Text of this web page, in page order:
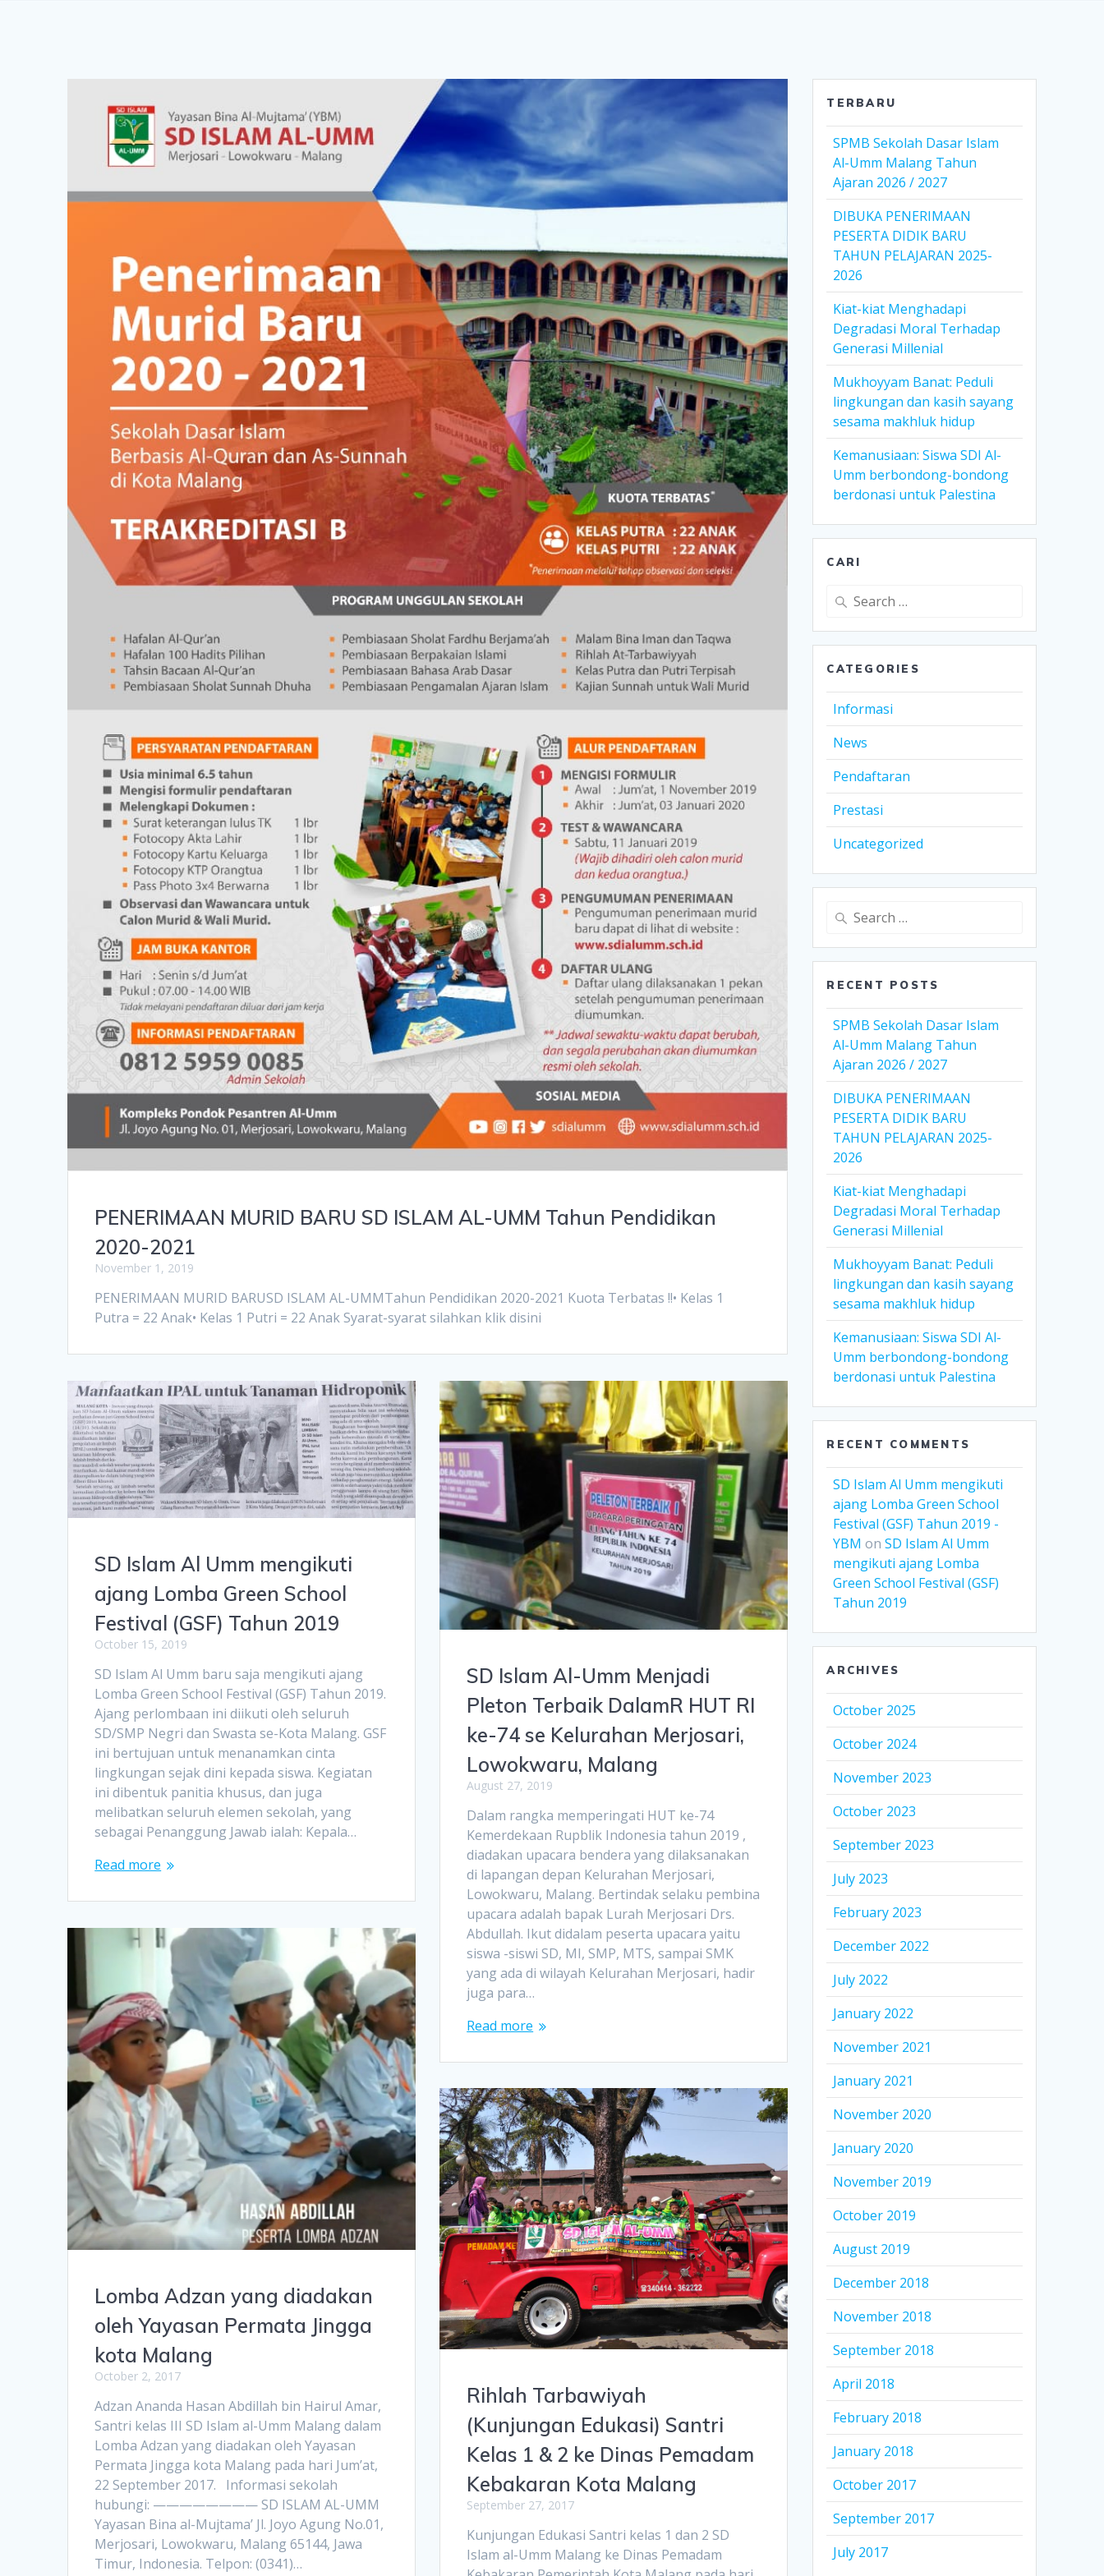
PENERIMAAN MURID BARU SD ISLAM AL-UMM Tahun Pendidikan
2020-2021
November 1, 2019
PENERIMAAN MURID BARUSD ISLAM AL-UMMTahun Pendidikan 2020-2021 Kuota Terbatas !!• Kelas 1
Putra = 22 Anak• Kelas 1 Putri = 22 Anak Syarat-syarat silahkan klik disini
SD Islam Al Umm mengikuti
ajang Lomba Green School
Festival (GSF) Tahun 2019
October 15, 2019
SD Islam Al Umm baru saja mengikuti ajang
Lomba Green School Festival (GSF) Tahun 2019.
Ajang perlombaan ini diikuti oleh seluruh
SD/SMP Negri dan Swasta se-Kota Malang. GSF
ini bertujuan untuk menanamkan cinta
lingkungan sejak dini kepada siswa. Kegiatan
ini dibentuk panitia khusus, dan juga
melibatkan seluruh elemen sekolah, yang
sebagai Penanggung Jawab ialah: Kepala…
Read more
SD Islam Al-Umm Menjadi
Pleton Terbaik DalamR HUT RI
ke-74 se Kelurahan Merjosari,
Lowokwaru, Malang
August 27, 2019
Dalam rangka memperingati HUT ke-74
Kemerdekaan Rupblik Indonesia tahun 2019 ,
diadakan upacara bendera yang dilaksanakan
di lapangan depan Kelurahan Merjosari,
Lowokwaru, Malang. Bertindak selaku pembina
upacara adalah bapak Lurah Merjosari Drs.
Abdullah. Ikut didalam peserta upacara yaitu
siswa -siswi SD, MI, SMP, MTS, sampai SMK
yang ada di wilayah Kelurahan Merjosari, hadir
juga para…
Read more
Lomba Adzan yang diadakan
oleh Yayasan Permata Jingga
kota Malang
October 2, 2017
Adzan Ananda Hasan Abdillah bin Hairul Amar,
Santri kelas III SD Islam al-Umm Malang dalam
Lomba Adzan yang diadakan oleh Yayasan
Permata Jingga kota Malang pada hari Jum’at,
22 September 2017. Informasi sekolah
hubungi: ———————— SD ISLAM AL-UMM
Yayasan Bina al-Mujtama’ Jl. Joyo Agung No.01,
Merjosari, Lowokwaru, Malang 65144, Jawa
Timur, Indonesia. Telpon: (0341)…
Rihlah Tarbawiyah
(Kunjungan Edukasi) Santri
Kelas 1 & 2 ke Dinas Pemadam
Kebakaran Kota Malang
September 27, 2017
Kunjungan Edukasi Santri kelas 1 dan 2 SD
Islam al-Umm Malang ke Dinas Pemadam
TERBARU
SPMB Sekolah Dasar Islam
Al-Umm Malang Tahun
Ajaran 2026 / 2027
DIBUKA PENERIMAAN
PESERTA DIDIK BARU
TAHUN PELAJARAN 2025-
2026
Kiat-kiat Menghadapi
Degradasi Moral Terhadap
Generasi Millenial
Mukhoyyam Banat: Peduli
lingkungan dan kasih sayang
sesama makhluk hidup
Kemanusiaan: Siswa SDI Al-
Umm berbondong-bondong
berdonasi untuk Palestina
CARI
Search
CATEGORIES
Informasi
News
Pendaftaran
Prestasi
Uncategorized
Search
RECENT POSTS
SPMB Sekolah Dasar Islam
Al-Umm Malang Tahun
Ajaran 2026 / 2027
DIBUKA PENERIMAAN
PESERTA DIDIK BARU
TAHUN PELAJARAN 2025-
2026
Kiat-kiat Menghadapi
Degradasi Moral Terhadap
Generasi Millenial
Mukhoyyam Banat: Peduli
lingkungan dan kasih sayang
sesama makhluk hidup
Kemanusiaan: Siswa SDI Al-
Umm berbondong-bondong
berdonasi untuk Palestina
RECENT COMMENTS
SD Islam Al Umm mengikuti
ajang Lomba Green School
Festival (GSF) Tahun 2019 -
YBM onSD Islam Al Umm
mengikuti ajang Lomba
Green School Festival (GSF)
Tahun 2019
ARCHIVES
October 2025
October 2024
November 2023
October 2023
September 2023
July 2023
February 2023
December 2022
July 2022
January 2022
November 2021
January 2021
November 2020
January 2020
November 2019
October 2019
August 2019
December 2018
November 2018
September 2018
April 2018
February 2018
January 2018
October 2017
September 2017
July 2017